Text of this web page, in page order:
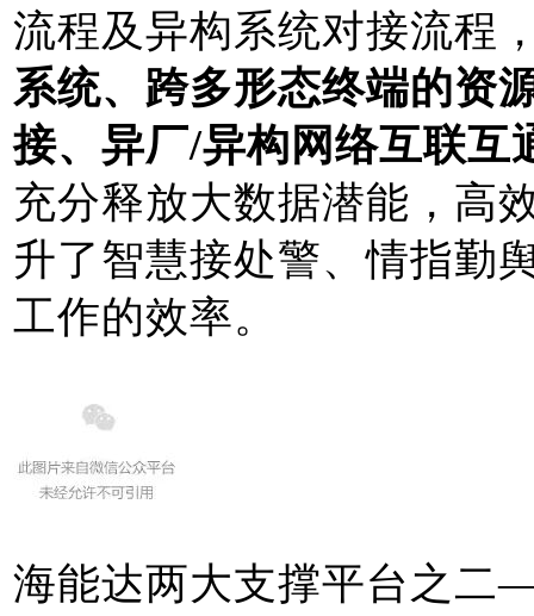
流程及异构系统对接流程
系统、跨多形态终端的资
接、异厂/异构网络互联互
充分释放大数据潜能，高
升了智慧接处警、情指勤
工作的效率。
海能达两大支撑平台之